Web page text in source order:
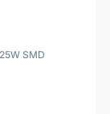
SMD